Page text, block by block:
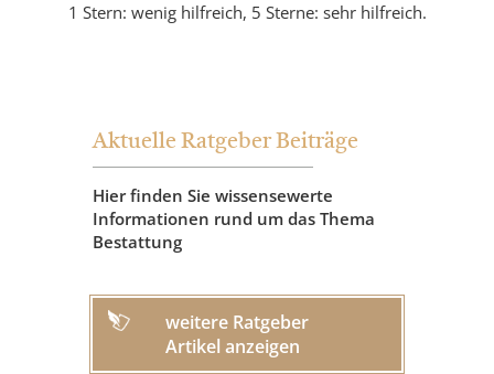
1 Stern: wenig hilfreich, 5 Sterne: sehr hilfreich.
Aktuelle Ratgeber Beiträge
Hier finden Sie wissensewerte
Informationen rund um das Thema
Bestattung
weitere Ratgeber
Artikel anzeigen